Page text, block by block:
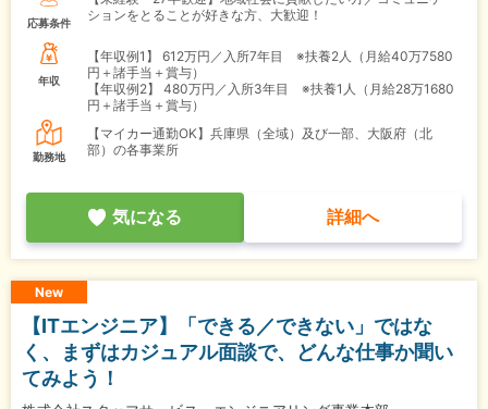
応募条件
ションをとることが好きな方、大歓迎！
年収
【年収例1】
612万円／入所7年目 ※扶養2人（月給40万7580
円＋諸手当＋賞与）
【年収例2】
480万円／入所3年目 ※扶養1人（月給28万1680
円＋諸手当＋賞与）
勤務地
【マイカー通勤OK】兵庫県（全域）及び一部、大阪府（北
部）の各事業所
気になる 詳細へ
New
【ITエンジニア】「できる／できない」ではな
く、まずはカジュアル面談で、どんな仕事か聞い
てみよう！